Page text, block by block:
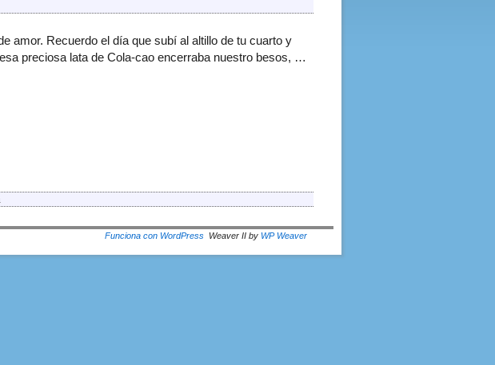
amor. Recuerdo el día que subí al altillo de tu cuarto y
preciosa lata de Cola-cao encerraba nuestro besos, …
Funciona con WordPress Weaver II by WP Weaver